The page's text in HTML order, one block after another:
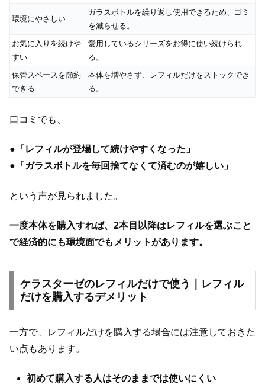
環境にやさしい
ガラスボトルを繰り返し使用できるため、ゴミ
を減らせる。
お気に入りを続けや
すい
愛用しているシリーズをお得に使い続けられ
る。
保管スペースを節約
できる
本体を増やさず、レフィルだけをストックでき
る。
口コミでも、
● 「レフィルが登場して続けやすくなった」
● 「ガラスボトルを毎回捨てなくて済むのが嬉しい」
という声が見られました。
一度本体を購入すれば、2本目以降はレフィルを選ぶこと
で経済的にも環境面でもメリットがあります。
ケラスターゼのレフィルだけで使う｜レフィル
だけを購入するデメリット
一方で、レフィルだけを購入する場合には注意しておきた
い点もあります。
初めて購入する人はそのままでは使いにくい